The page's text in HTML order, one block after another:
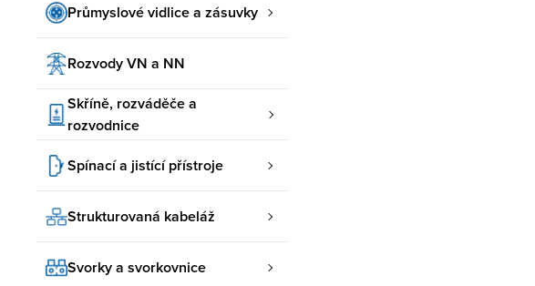
Průmyslové vidlice a zásuvky
Rozvody VN a NN
Skříně, rozváděče a
rozvodnice
Spínací a jistící přístroje
Strukturovaná kabeláž
Svorky a svorkovnice